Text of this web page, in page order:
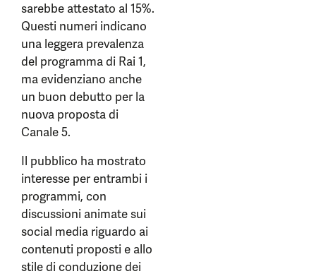
sarebbe attestato al 15%.
Questi numeri indicano
una leggera prevalenza
del programma di Rai 1,
ma evidenziano anche
un buon debutto per la
nuova proposta di
Canale 5.
Il pubblico ha mostrato
interesse per entrambi i
programmi, con
discussioni animate sui
social media riguardo ai
contenuti proposti e allo
stile di conduzione dei